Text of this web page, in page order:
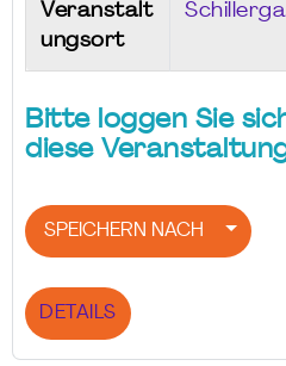
Veranstalt
ungsort
Bitte loggen Sie
diese
SPEICHERN NACH
DETAILS